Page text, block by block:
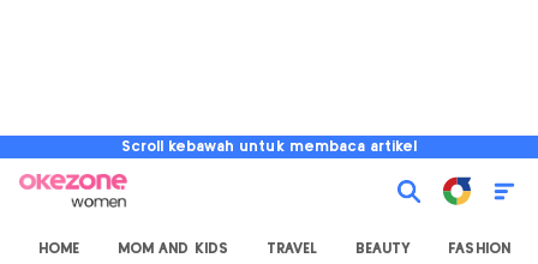
Scroll kebawah untuk membaca artikel
HOME MOM AND KIDS TRAVEL BEAUTY FASHION